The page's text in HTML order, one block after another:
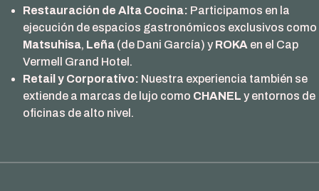
Restauración de Alta Cocina: Participamos en la
ejecución de espacios gastronómicos exclusivos como
Matsuhisa, Leña (de Dani García) y ROKA en el Cap
Vermell Grand Hotel.
Retail y Corporativo: Nuestra experiencia también se
extiende a marcas de lujo como CHANEL y entornos de
oficinas de alto nivel.